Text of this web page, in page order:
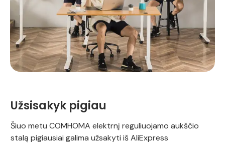
Užsisakyk pigiau
Šiuo metu COMHOMA elektrnį reguliuojamo aukščio
stalą pigiausiai galima užsakyti iš AliExpress